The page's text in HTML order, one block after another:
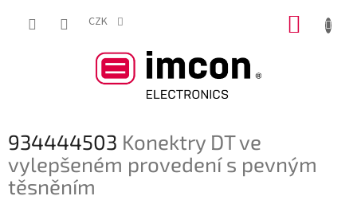
CZK
934444503 Konektry DT ve
vylepšeném provedení s pevným
těsněním